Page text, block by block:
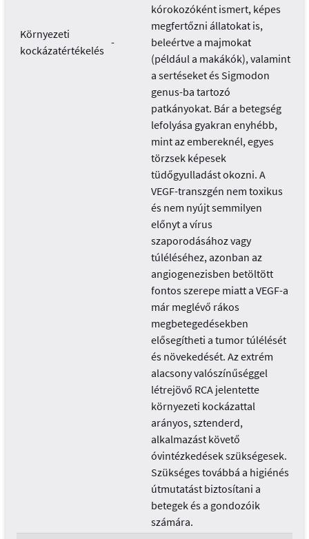
Környezeti
kockázatértékelés
-
kórokozóként ismert, képes
megfertőzni állatokat is,
beleértve a majmokat
(például a makákók), valamint
a sertéseket és Sigmodon
genus-ba tartozó
patkányokat. Bár a betegség
lefolyása gyakran enyhébb,
mint az embereknél, egyes
törzsek képesek
tüdőgyulladást okozni. A
VEGF-transzgén nem toxikus
és nem nyújt semmilyen
előnyt a vírus
szaporodásához vagy
túléléséhez, azonban az
angiogenezisben betöltött
fontos szerepe miatt a VEGF-a
már meglévő rákos
megbetegedésekben
elősegítheti a tumor túlélését
és növekedését. Az extrém
alacsony valószínűséggel
létrejövő RCA jelentette
környezeti kockázattal
arányos, sztenderd,
alkalmazást követő
óvintézkedések szükségesek.
Szükséges továbbá a higiénés
útmutatást biztosítani a
betegek és a gondozóik
számára.